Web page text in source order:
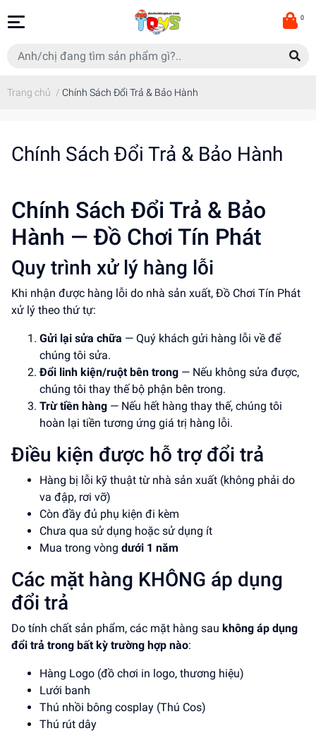
0
Trang chủ / Chính Sách Đổi Trả & Bảo Hành
Chính Sách Đổi Trả & Bảo Hành
Chính Sách Đổi Trả & Bảo
Hành — Đồ Chơi Tín Phát
Quy trình xử lý hàng lỗi
Khi nhận được hàng lỗi do nhà sản xuất, Đồ Chơi Tín Phát
xử lý theo thứ tự:
Gửi lại sửa chữa — Quý khách gửi hàng lỗi về để
chúng tôi sửa.
Đổi linh kiện/ruột bên trong — Nếu không sửa được,
chúng tôi thay thế bộ phận bên trong.
Trừ tiền hàng — Nếu hết hàng thay thế, chúng tôi
hoàn lại tiền tương ứng giá trị hàng lỗi.
Điều kiện được hỗ trợ đổi trả
Hàng bị lỗi kỹ thuật từ nhà sản xuất (không phải do
va đập, rơi vỡ)
Còn đầy đủ phụ kiện đi kèm
Chưa qua sử dụng hoặc sử dụng ít
Mua trong vòng dưới 1 năm
Các mặt hàng KHÔNG áp dụng
đổi trả
Do tính chất sản phẩm, các mặt hàng sau không áp dụng
đổi trả trong bất kỳ trường hợp nào:
Hàng Logo (đồ chơi in logo, thương hiệu)
Lưới banh
Thú nhồi bông cosplay (Thú Cos)
Thú rút dây